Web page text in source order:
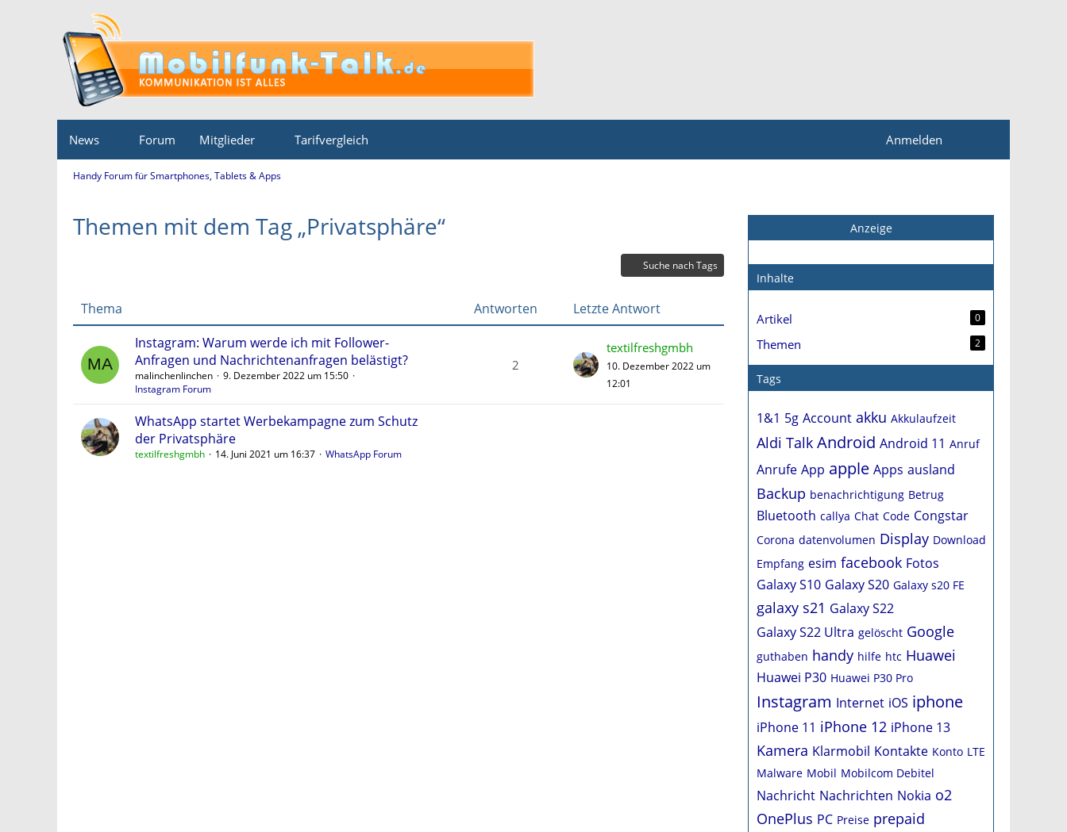
News Forum Mitglieder Tarifvergleich Anmelden
Handy Forum für Smartphones, Tablets & Apps
Themen mit dem Tag „Privatsphäre“
Suche nach Tags
Thema Antworten
Letzte Antwort
Instagram: Warum werde ich mit Follower-
Anfragen und Nachrichtenanfragen belästigt?
malinchenlinchen
9. Dezember 2022 um 15:50
Instagram Forum
2
textilfreshgmbh
10. Dezember 2022 um
12:01
WhatsApp startet Werbekampagne zum Schutz
der Privatsphäre
textilfreshgmbh 14. Juni 2021 um 16:37 WhatsApp Forum
Anzeige
Inhalte
Artikel 0
Themen 2
Tags
1&1 5g Account akku Akkulaufzeit
Aldi Talk Android Android 11 Anruf
Anrufe App apple Apps ausland
Backup benachrichtigung Betrug
Bluetooth callya Chat Code Congstar
Corona datenvolumen Display Download
Empfang esim facebook Fotos
Galaxy S10 Galaxy S20 Galaxy s20 FE
galaxy s21 Galaxy S22
Galaxy S22 Ultra gelöscht Google
guthaben handy hilfe htc Huawei
Huawei P30 Huawei P30 Pro
Instagram Internet iOS iphone
iPhone 11 iPhone 12 iPhone 13
Kamera Klarmobil Kontakte Konto LTE
Malware Mobil Mobilcom Debitel
Nachricht Nachrichten Nokia o2
OnePlus PC Preise prepaid